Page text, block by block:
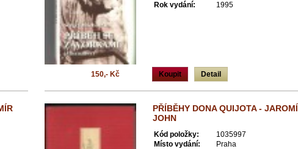
Rok vydání:
1995
Koupit Detail
150,- Kč
PŘÍBĚHY DONA QUIJOTA -
JOHN
Kód položky:
1035997
Místo vydání:
Praha